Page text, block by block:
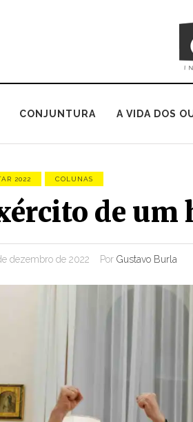
CONJUNTURA A VIDA DOS
2022 COLUNAS
de um
dezembro de 2022 Por Gustavo Burla